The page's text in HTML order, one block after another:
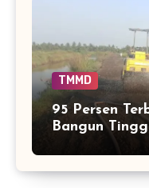
TMMD
95 Persen
Bangun
Ujung